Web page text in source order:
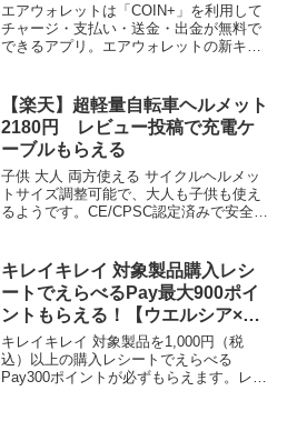
エアウォレットは「COIN+」を利用して
チャージ・支払い・送金・出金が無料で
できるアプリ。エアウォレットの新キャ
8/31 還元上限 200円(400円利用まで)エン
トリ...
【楽天】超軽量自転車ヘルメット
2180円 レビュー投稿で充電ケ
ーブルもらえる
子供 大人 両方使える サイクルヘルメッ
トサイズ調整可能で、大人も子供も使え
るようです。CE/CPSC認定済みで安全基
安全性は不明ですが、ないよりはあった
ほうがいいです...
キレイキレイ 対象製品購入レシ
ートでえらべるPay最大900ポイ
ントもらえる！【ウエルシア×ラ
イオン】WAON POINT最大
10,000ポイント当たる抽選もあり
キレイキレイ 対象製品を1,000円（税
込）以上の購入レシートでえらべる
Pay300ポイントが必ずもらえます。レシ